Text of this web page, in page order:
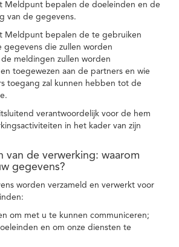
Meldpunt bepalen de doeleinden en de
van de gegevens.
Meldpunt bepalen de te gebruiken
gegevens die zullen worden
meldingen zullen worden
toegewezen aan de partners en wie
toegang zal kunnen hebben tot de
verantwoordelijk voor de hem
in het kader van zijn
van de verwerking: waarom
gegevens?
worden verzameld en verwerkt voor
om met u te kunnen communiceren;
en om onze diensten te